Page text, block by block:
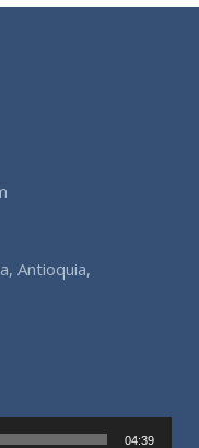
Antioquia,
04:39